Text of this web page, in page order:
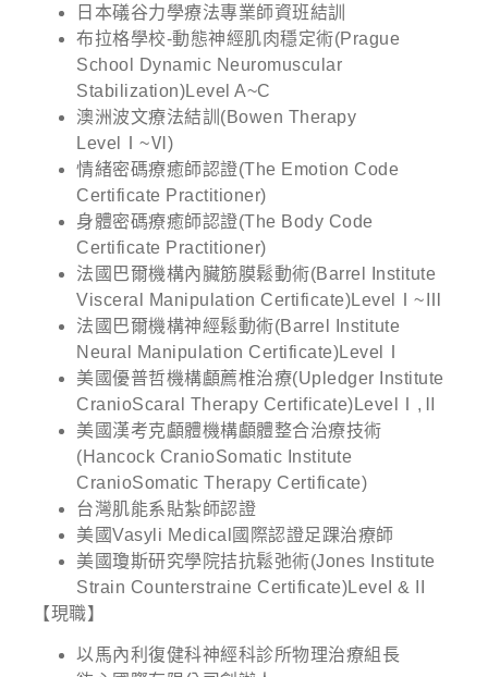
日本礒谷力學療法專業師資班結訓
布拉格學校-動態神經肌肉穩定術(Prague
School Dynamic Neuromuscular
Stabilization)Level A~C
澳洲波文療法結訓(Bowen Therapy
LevelⅠ~Ⅵ)
情緒密碼療癒師認證(The Emotion Code
Certificate Practitioner)
身體密碼療癒師認證(The Body Code
Certificate Practitioner)
法國巴爾機構內臟筋膜鬆動術(Barrel Institute
Visceral Manipulation Certificate)LevelⅠ~Ⅲ
法國巴爾機構神經鬆動術(Barrel Institute
Neural Manipulation Certificate)LevelⅠ
美國優普哲機構顱薦椎治療(Upledger Institute
CranioScaral Therapy Certificate)LevelⅠ,Ⅱ
美國漢考克顱體機構顱體整合治療技術
(Hancock CranioSomatic Institute
CranioSomatic Therapy Certificate)
台灣肌能系貼紮師認證
美國Vasyli Medical國際認證足踝治療師
美國瓊斯研究學院拮抗鬆弛術(Jones Institute
Strain Counterstraine Certificate)LeveI & II
【現職】
以馬內利復健科神經科診所物理治療組長